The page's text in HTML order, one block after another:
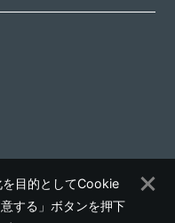
目的としてCookie
する」ボタンを押下